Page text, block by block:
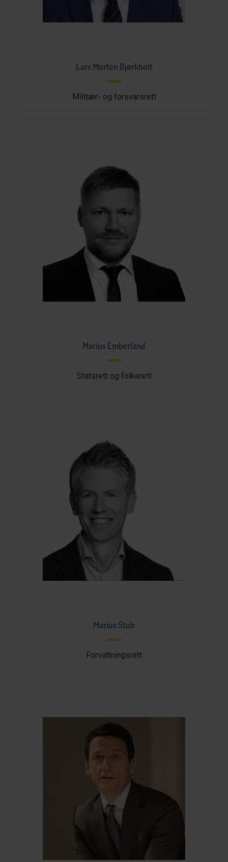
Lars Morten Bjørkholt
Militær- og forsvarsrett
Marius Emberland
Statsrett og folkerett
Marius Stub
Forvaltningsrett